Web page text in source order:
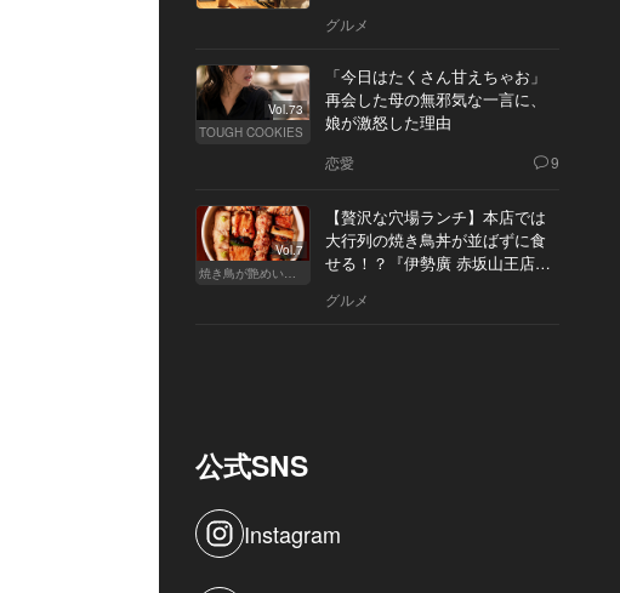
グルメ
Vol.73
TOUGH COOKIES
「今日はたくさん甘えちゃお」
再会した母の無邪気な一言に、
娘が激怒した理由
恋愛 9
Vol.7
焼き鳥が艶めいてきた
【贅沢な穴場ランチ】本店では
大行列の焼き鳥丼が並ばずに食
せる！？『伊勢廣 赤坂山王店』
グルメ
公式SNS
Instagram